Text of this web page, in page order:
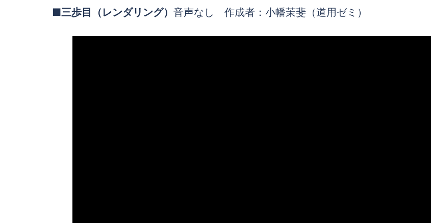
■三歩目（レンダリング） 音声なし 作成者：小幡茉斐（道用ゼミ）